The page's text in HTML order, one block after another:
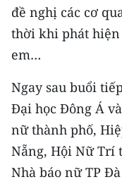
Media Thể thao
Media Giáo dục
Media Y tế
Media Khoa học -
Media Môi trường
Ảnh
đề nghị các cơ
thời khi phát
em…
Ngay sau buổi
Đại học Đông Á
nữ thành phố,
Nẵng, Hội Nữ Trí
Nhà báo nữ TP